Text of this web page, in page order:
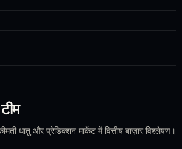
धातु और प्रेडिक्शन मार्केट में वित्तीय बाज़ार विश्लेषण।